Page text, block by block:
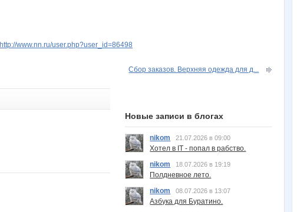
http://www.nn.ru/user.php?user_id=86498
Сбор заказов. Верхняя одежда для д...
Новые записи в блогах
nikom 21.07.2026 в 09:00
Хотел в IT - попал в рабство.
nikom
18.07.2026 в 19:19
Полдневное лето.
nikom
08.07.2026 в 13:07
Азбука для Буратино.